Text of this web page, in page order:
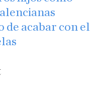
de acabar con el